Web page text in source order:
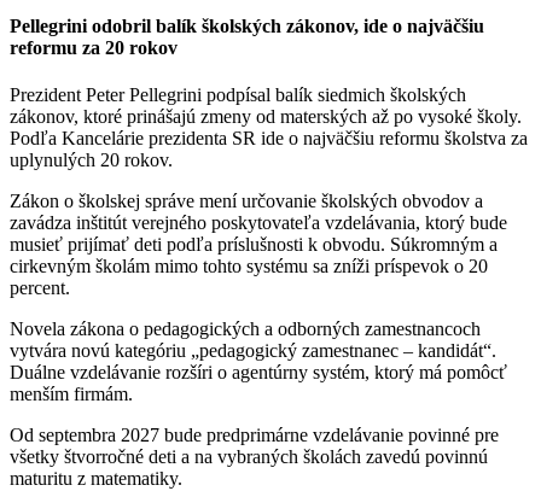
Pellegrini odobril balík školských zákonov, ide o najväčšiu
reformu za 20 rokov
Prezident Peter Pellegrini podpísal balík siedmich školských
zákonov, ktoré prinášajú zmeny od materských až po vysoké školy.
Podľa Kancelárie prezidenta SR ide o najväčšiu reformu školstva za
uplynulých 20 rokov.
Zákon o školskej správe mení určovanie školských obvodov a
zavádza inštitút verejného poskytovateľa vzdelávania, ktorý bude
musieť prijímať deti podľa príslušnosti k obvodu. Súkromným a
cirkevným školám mimo tohto systému sa zníži príspevok o 20
percent.
Novela zákona o pedagogických a odborných zamestnancoch
vytvára novú kategóriu „pedagogický zamestnanec – kandidát“.
Duálne vzdelávanie rozšíri o agentúrny systém, ktorý má pomôcť
menším firmám.
Od septembra 2027 bude predprimárne vzdelávanie povinné pre
všetky štvorročné deti a na vybraných školách zavedú povinnú
maturitu z matematiky.